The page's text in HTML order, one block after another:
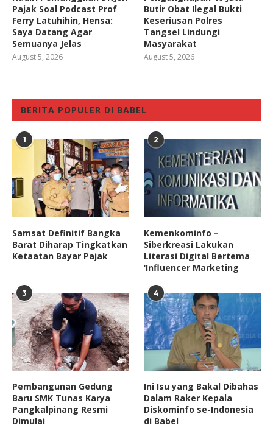
Pajak Soal Podcast Prof
Ferry Latuhihin, Hensa:
Saya Datang Agar
Semuanya Jelas
August 5, 2026
Butir Obat Ilegal Bukti
Keseriusan Polres
Tangsel Lindungi
Masyarakat
August 5, 2026
BERITA POPULER DI BABEL
1
Samsat Definitif Bangka
Barat Diharap Tingkatkan
Ketaatan Bayar Pajak
2
Kemenkominfo –
Siberkreasi Lakukan
Literasi Digital Bertema
‘Influencer Marketing
3
Pembangunan Gedung
Baru SMK Tunas Karya
Pangkalpinang Resmi
Dimulai
4
Ini Isu yang Bakal Dibahas
Dalam Raker Kepala
Diskominfo se-Indonesia
di Babel